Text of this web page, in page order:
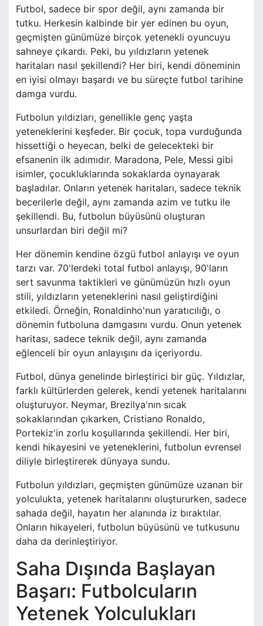
Futbol, sadece bir spor değil, aynı zamanda bir
tutku. Herkesin kalbinde bir yer edinen bu oyun,
geçmişten günümüze birçok yetenekli oyuncuyu
sahneye çıkardı. Peki, bu yıldızların yetenek
haritaları nasıl şekillendi? Her biri, kendi döneminin
en iyisi olmayı başardı ve bu süreçte futbol tarihine
damga vurdu.
Futbolun yıldızları, genellikle genç yaşta
yeteneklerini keşfeder. Bir çocuk, topa vurduğunda
hissettiği o heyecan, belki de gelecekteki bir
efsanenin ilk adımıdır. Maradona, Pele, Messi gibi
isimler, çocukluklarında sokaklarda oynayarak
başladılar. Onların yetenek haritaları, sadece teknik
becerilerle değil, aynı zamanda azim ve tutku ile
şekillendi. Bu, futbolun büyüsünü oluşturan
unsurlardan biri değil mi?
Her dönemin kendine özgü futbol anlayışı ve oyun
tarzı var. 70'lerdeki total futbol anlayışı, 90'ların
sert savunma taktikleri ve günümüzün hızlı oyun
stili, yıldızların yeteneklerini nasıl geliştirdiğini
etkiledi. Örneğin, Ronaldinho'nun yaratıcılığı, o
dönemin futboluna damgasını vurdu. Onun yetenek
haritası, sadece teknik değil, aynı zamanda
eğlenceli bir oyun anlayışını da içeriyordu.
Futbol, dünya genelinde birleştirici bir güç. Yıldızlar,
farklı kültürlerden gelerek, kendi yetenek haritalarını
oluşturuyor. Neymar, Brezilya'nın sıcak
sokaklarından çıkarken, Cristiano Ronaldo,
Portekiz'in zorlu koşullarında şekillendi. Her biri,
kendi hikayesini ve yeteneklerini, futbolun evrensel
diliyle birleştirerek dünyaya sundu.
Futbolun yıldızları, geçmişten günümüze uzanan bir
yolculukta, yetenek haritalarını oluştururken, sadece
sahada değil, hayatın her alanında iz bıraktılar.
Onların hikayeleri, futbolun büyüsünü ve tutkusunu
daha da derinleştiriyor.
Saha Dışında Başlayan
Başarı: Futbolcuların
Yetenek Yolculukları